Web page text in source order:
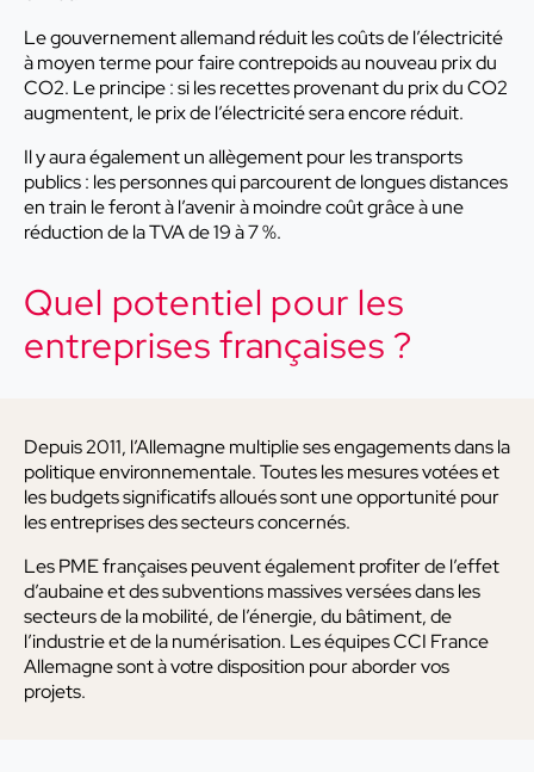
Le gouvernement allemand réduit les coûts de l’électricité
à moyen terme pour faire contrepoids au nouveau prix du
CO2. Le principe : si les recettes provenant du prix du CO2
augmentent, le prix de l’électricité sera encore réduit.
Il y aura également un allègement pour les transports
publics : les personnes qui parcourent de longues distances
en train le feront à l’avenir à moindre coût grâce à une
réduction de la TVA de 19 à 7 %.
Quel potentiel pour les
entreprises françaises ?
Depuis 2011, l’Allemagne multiplie ses engagements dans la
politique environnementale. Toutes les mesures votées et
les budgets significatifs alloués sont une opportunité pour
les entreprises des secteurs concernés.
Les PME françaises peuvent également profiter de l’effet
d’aubaine et des subventions massives versées dans les
secteurs de la mobilité, de l’énergie, du bâtiment, de
l’industrie et de la numérisation. Les équipes CCI France
Allemagne sont à votre disposition pour aborder vos
projets.